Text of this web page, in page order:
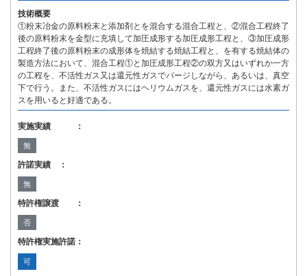
技術概要
①粉末冶金の原料粉末と添加剤とを混合する混合工程と、②混合工程終了
後の原料粉末を金型に充填して加圧成形する加圧成形工程と、③加圧成形
工程終了後の原料粉末の成形体を焼結する焼結工程と、を有する焼結体の
製造方法において、混合工程①と加圧成形工程②の双方又はいずれか一方
の工程を、不活性ガス又は還元性ガスでパージしながら、あるいは、真空
下で行う。また、不活性ガスにはヘリウムガスを、還元性ガスには水素ガ
スを用いると好適である。
実施実績 ：
無
許諾実績 ：
無
特許権譲渡 ：
否
特許権実施許諾：
可